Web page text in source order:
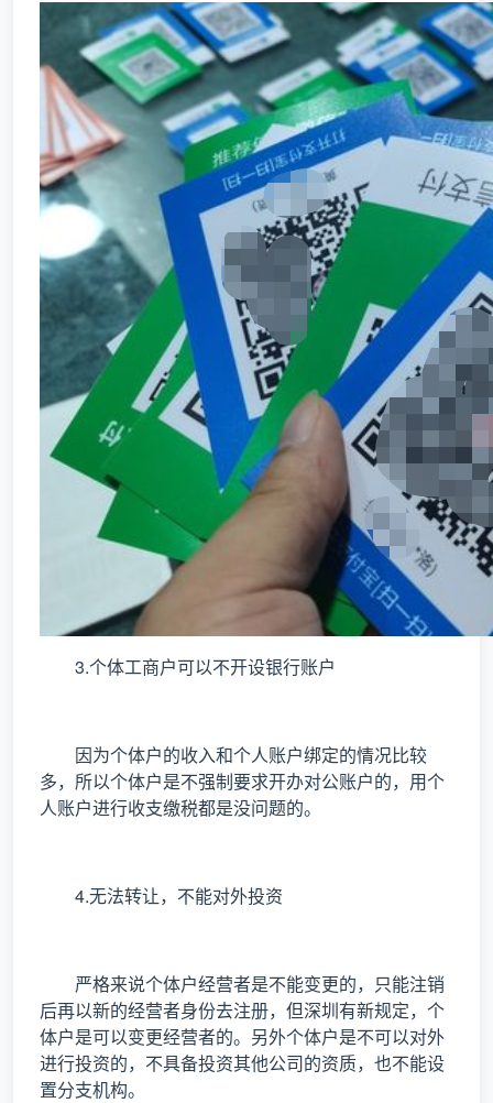
3.个体工商户可以不开设银行账户
因为个体户的收入和个人账户绑定的情况比较
多，所以个体户是不强制要求开办对公账户的，用个
人账户进行收支缴税都是没问题的。
4.无法转让，不能对外投资
严格来说个体户经营者是不能变更的，只能注销
后再以新的经营者身份去注册，但深圳有新规定，个
体户是可以变更经营者的。另外个体户是不可以对外
进行投资的，不具备投资其他公司的资质，也不能设
置分支机构。